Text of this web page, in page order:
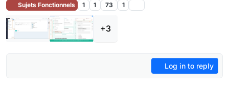
Sujets Fonctionnels 1 1 73 1
+3
Log in to reply